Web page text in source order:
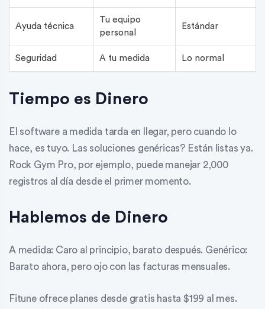
Ayuda técnica
Tu equipo
personal
Estándar
Seguridad A tu medida Lo normal
Tiempo es Dinero
El software a medida tarda en llegar, pero cuando lo
hace, es tuyo. Las soluciones genéricas? Están listas ya.
Rock Gym Pro, por ejemplo, puede manejar 2,000
registros al día desde el primer momento.
Hablemos de Dinero
A medida: Caro al principio, barato después. Genérico:
Barato ahora, pero ojo con las facturas mensuales.
Fitune ofrece planes desde gratis hasta $199 al mes.